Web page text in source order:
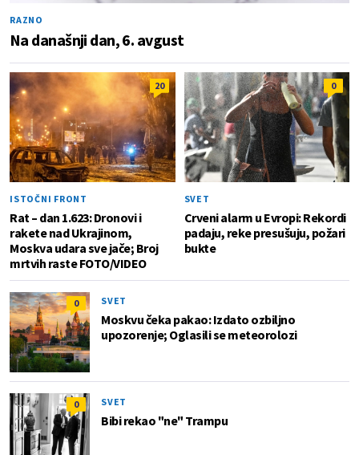
RAZNO
Na današnji dan, 6. avgust
20
ISTOČNI FRONT
Rat – dan 1.623: Dronovi i
rakete nad Ukrajinom,
Moskva udara sve jače; Broj
mrtvih raste FOTO/VIDEO
0
SVET
Crveni alarm u Evropi: Rekordi
padaju, reke presušuju, požari
bukte
0 SVET
Moskvu čeka pakao: Izdato ozbiljno
upozorenje; Oglasili se meteorolozi
0 SVET
Bibi rekao "ne" Trampu